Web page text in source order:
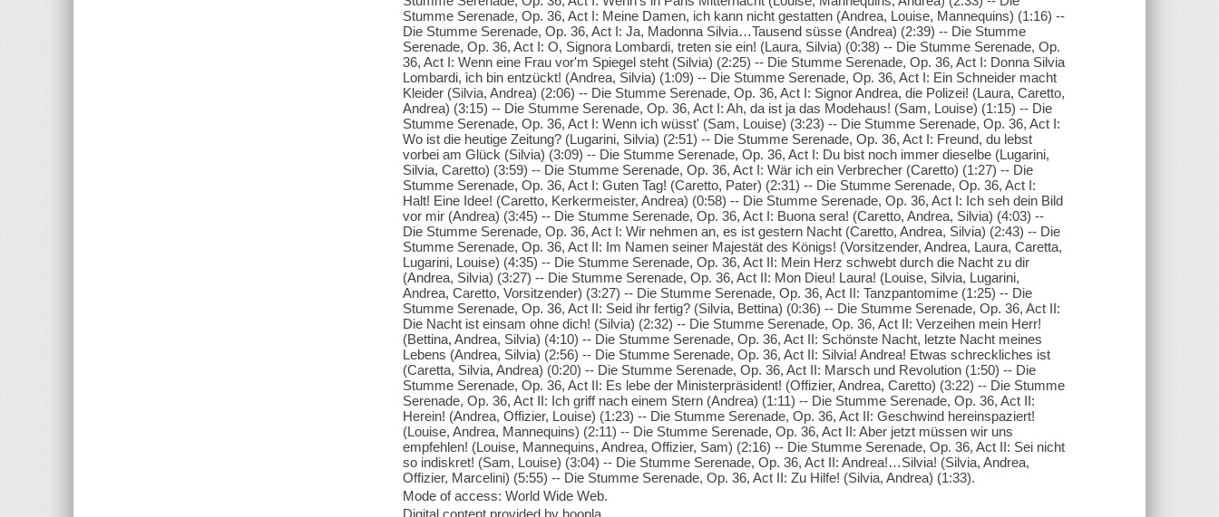
Stumme Serenade, Op. 36, Act I: Meine Damen, ich kann nicht gestatten (Andrea, Louise, Mannequins) (1:16) --
Die Stumme Serenade, Op. 36, Act I: Ja, Madonna Silvia…Tausend süsse (Andrea) (2:39) -- Die Stumme
Serenade, Op. 36, Act I: O, Signora Lombardi, treten sie ein! (Laura, Silvia) (0:38) -- Die Stumme Serenade, Op.
36, Act I: Wenn eine Frau vor'm Spiegel steht (Silvia) (2:25) -- Die Stumme Serenade, Op. 36, Act I: Donna Silvia
Lombardi, ich bin entzückt! (Andrea, Silvia) (1:09) -- Die Stumme Serenade, Op. 36, Act I: Ein Schneider macht
Kleider (Silvia, Andrea) (2:06) -- Die Stumme Serenade, Op. 36, Act I: Signor Andrea, die Polizei! (Laura, Caretto,
Andrea) (3:15) -- Die Stumme Serenade, Op. 36, Act I: Ah, da ist ja das Modehaus! (Sam, Louise) (1:15) -- Die
Stumme Serenade, Op. 36, Act I: Wenn ich wüsst' (Sam, Louise) (3:23) -- Die Stumme Serenade, Op. 36, Act I:
Wo ist die heutige Zeitung? (Lugarini, Silvia) (2:51) -- Die Stumme Serenade, Op. 36, Act I: Freund, du lebst
vorbei am Glück (Silvia) (3:09) -- Die Stumme Serenade, Op. 36, Act I: Du bist noch immer dieselbe (Lugarini,
Silvia, Caretto) (3:59) -- Die Stumme Serenade, Op. 36, Act I: Wär ich ein Verbrecher (Caretto) (1:27) -- Die
Stumme Serenade, Op. 36, Act I: Guten Tag! (Caretto, Pater) (2:31) -- Die Stumme Serenade, Op. 36, Act I:
Halt! Eine Idee! (Caretto, Kerkermeister, Andrea) (0:58) -- Die Stumme Serenade, Op. 36, Act I: Ich seh dein Bild
vor mir (Andrea) (3:45) -- Die Stumme Serenade, Op. 36, Act I: Buona sera! (Caretto, Andrea, Silvia) (4:03) --
Die Stumme Serenade, Op. 36, Act I: Wir nehmen an, es ist gestern Nacht (Caretto, Andrea, Silvia) (2:43) -- Die
Stumme Serenade, Op. 36, Act II: Im Namen seiner Majestät des Königs! (Vorsitzender, Andrea, Laura, Caretta,
Lugarini, Louise) (4:35) -- Die Stumme Serenade, Op. 36, Act II: Mein Herz schwebt durch die Nacht zu dir
(Andrea, Silvia) (3:27) -- Die Stumme Serenade, Op. 36, Act II: Mon Dieu! Laura! (Louise, Silvia, Lugarini,
Andrea, Caretto, Vorsitzender) (3:27) -- Die Stumme Serenade, Op. 36, Act II: Tanzpantomime (1:25) -- Die
Stumme Serenade, Op. 36, Act II: Seid ihr fertig? (Silvia, Bettina) (0:36) -- Die Stumme Serenade, Op. 36, Act II:
Die Nacht ist einsam ohne dich! (Silvia) (2:32) -- Die Stumme Serenade, Op. 36, Act II: Verzeihen mein Herr!
(Bettina, Andrea, Silvia) (4:10) -- Die Stumme Serenade, Op. 36, Act II: Schönste Nacht, letzte Nacht meines
Lebens (Andrea, Silvia) (2:56) -- Die Stumme Serenade, Op. 36, Act II: Silvia! Andrea! Etwas schreckliches ist
(Caretta, Silvia, Andrea) (0:20) -- Die Stumme Serenade, Op. 36, Act II: Marsch und Revolution (1:50) -- Die
Stumme Serenade, Op. 36, Act II: Es lebe der Ministerpräsident! (Offizier, Andrea, Caretto) (3:22) -- Die Stumme
Serenade, Op. 36, Act II: Ich griff nach einem Stern (Andrea) (1:11) -- Die Stumme Serenade, Op. 36, Act II:
Herein! (Andrea, Offizier, Louise) (1:23) -- Die Stumme Serenade, Op. 36, Act II: Geschwind hereinspaziert!
(Louise, Andrea, Mannequins) (2:11) -- Die Stumme Serenade, Op. 36, Act II: Aber jetzt müssen wir uns
empfehlen! (Louise, Mannequins, Andrea, Offizier, Sam) (2:16) -- Die Stumme Serenade, Op. 36, Act II: Sei nicht
so indiskret! (Sam, Louise) (3:04) -- Die Stumme Serenade, Op. 36, Act II: Andrea!…Silvia! (Silvia, Andrea,
Offizier, Marcelini) (5:55) -- Die Stumme Serenade, Op. 36, Act II: Zu Hilfe! (Silvia, Andrea) (1:33).
Mode of access: World Wide Web.
Digital content provided by hoopla.